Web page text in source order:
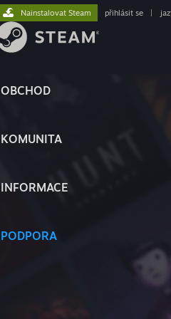
OBCHOD
KOMUNITA
INFORMACE
PODPORA
Nainstalovat Steam přihlásit se